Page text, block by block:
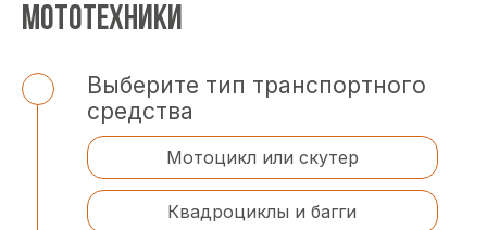
МОТОТЕХНИКИ
Выберите тип транспортного
средства
Мотоцикл или скутер
Квадроциклы и багги